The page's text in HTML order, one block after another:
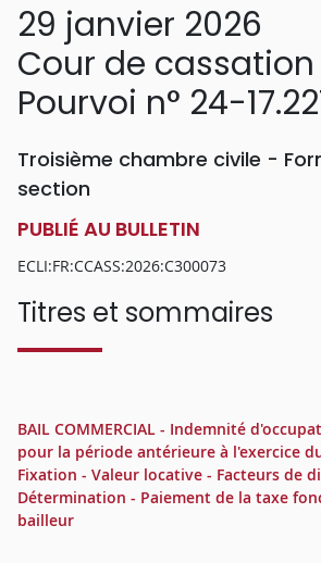
29 janvier 2026
Cour de cassation
Pourvoi n° 24-
Troisième chambre civile -
section
PUBLIÉ AU BULLETIN
ECLI:FR:CCASS:2026:C300073
Titres et sommaires
BAIL COMMERCIAL - Indemnité
pour la période antérieure à l'exercice
Fixation - Valeur locative - Facteurs de
Détermination - Paiement de la taxe
bailleur